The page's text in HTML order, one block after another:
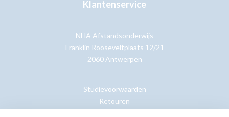
Klantenservice
NHA Afstandsonderwijs
Franklin Rooseveltplaats 12/21
2060 Antwerpen
Studievoorwaarden
Retouren